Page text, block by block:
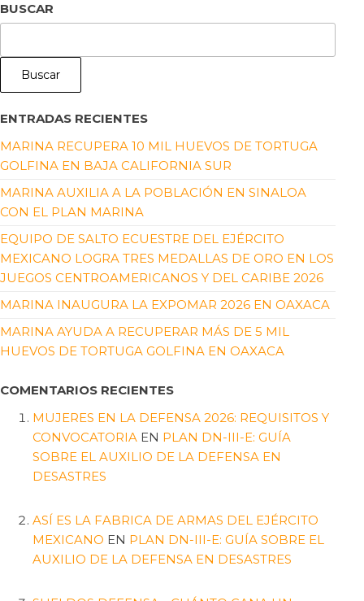
BUSCAR
Buscar
ENTRADAS RECIENTES
MARINA RECUPERA 10 MIL HUEVOS DE TORTUGA
GOLFINA EN BAJA CALIFORNIA SUR
MARINA AUXILIA A LA POBLACIÓN EN SINALOA
CON EL PLAN MARINA
EQUIPO DE SALTO ECUESTRE DEL EJÉRCITO
MEXICANO LOGRA TRES MEDALLAS DE ORO EN LOS
JUEGOS CENTROAMERICANOS Y DEL CARIBE 2026
MARINA INAUGURA LA EXPOMAR 2026 EN OAXACA
MARINA AYUDA A RECUPERAR MÁS DE 5 MIL
HUEVOS DE TORTUGA GOLFINA EN OAXACA
COMENTARIOS RECIENTES
MUJERES EN LA DEFENSA 2026: REQUISITOS Y
CONVOCATORIA EN PLAN DN-III-E: GUÍA
SOBRE EL AUXILIO DE LA DEFENSA EN
DESASTRES
ASÍ ES LA FABRICA DE ARMAS DEL EJÉRCITO
MEXICANO EN PLAN DN-III-E: GUÍA SOBRE EL
AUXILIO DE LA DEFENSA EN DESASTRES